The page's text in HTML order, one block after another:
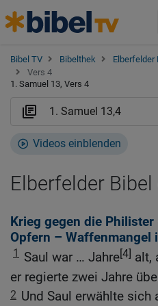
Bibel TV Bibelthek Elberfelder
Vers 4
1. Samuel 13, Vers 4
Videos einblenden
Elberfelder
Krieg gegen die
Opfern – Waffenmangel
1 Saul war … Jahre[4] alt,
er regierte zwei Jahre
2 Und Saul erwählte sich